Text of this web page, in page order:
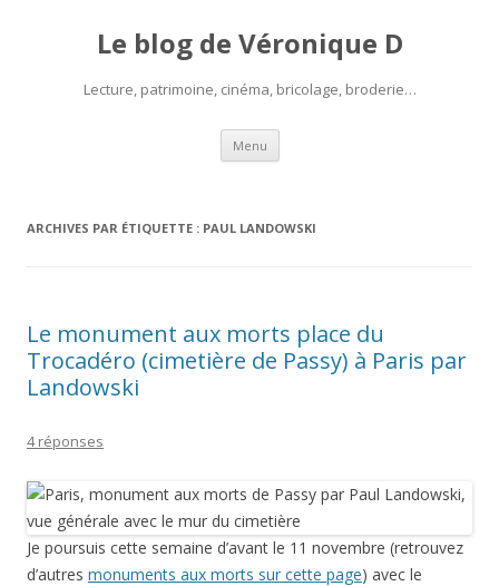
Le blog de Véronique D
Lecture, patrimoine, cinéma, bricolage, broderie…
Menu Aller
contenu
ARCHIVES PAR ÉTIQUETTE : PAUL LANDOWSKI
Le monument aux morts place du
Trocadéro (cimetière de Passy) à Paris par
Landowski
4 réponses
Je poursuis cette semaine d’avant le 11 novembre (retrouvez
d’autres monuments aux morts sur cette page) avec le